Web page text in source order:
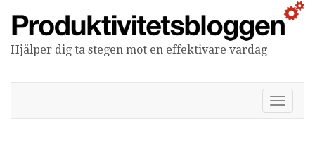
Hjälper dig ta stegen mot en effektivare vardag
V
i